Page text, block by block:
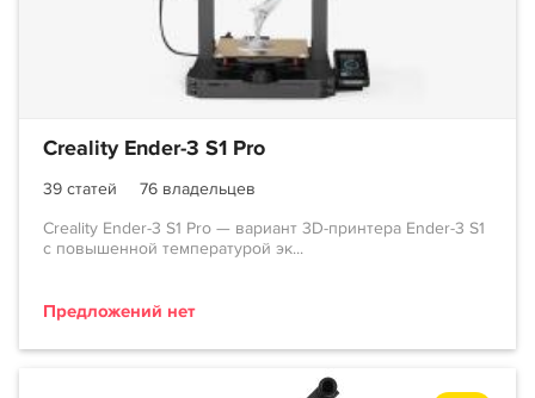
Creality Ender-3 S1 Pro
39 статей
76 владельцев
Creality Ender-3 S1 Pro — вариант 3D-принтера Ender-3 S1
с повышенной температурой эк...
Предложений нет